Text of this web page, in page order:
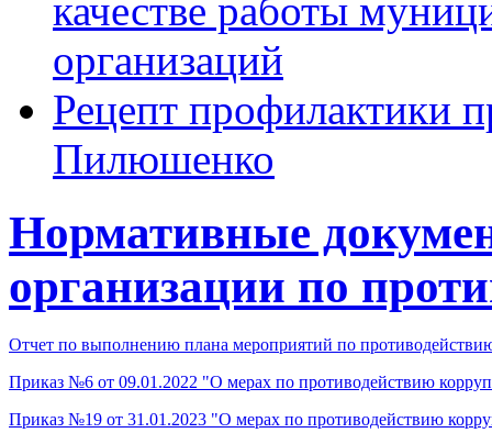
качестве работы
организаций
Рецепт профилактики
Пилюшенко
Нормативные
организации по
Отчет по выполнению плана мероприятий по
Приказ №6 от 09.01.2022 "О мерах по противодействию
Приказ №19 от 31.01.2023 "О мерах по противодействию